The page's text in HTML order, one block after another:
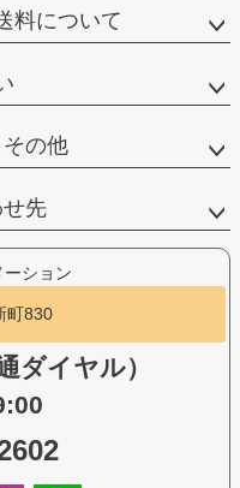
料について
の他
先
ーション
町830
ダイヤル）